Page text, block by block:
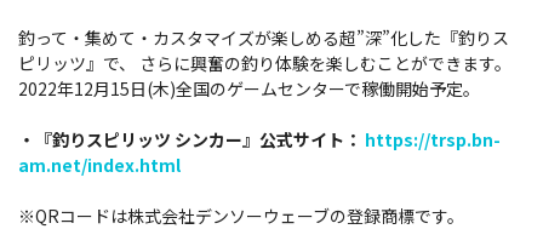
釣って・集めて・カスタマイズが楽しめる超”深”化した『釣りス
ピリッツ』で、 さらに興奮の釣り体験を楽しむことができます。
2022年12月15日(木)全国のゲームセンターで稼働開始予定。
・『釣りスピリッツ シンカー』公式サイト： https://trsp.bn-
am.net/index.html
※QRコードは株式会社デンソーウェーブの登録商標です。